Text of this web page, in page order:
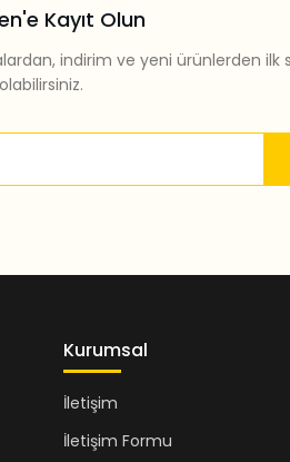
Gönder
Kayıt Olun
indirim ve yeni ürünlerden ilk
olabilirsiniz.
Kurumsal
İletişim
İletişim Formu